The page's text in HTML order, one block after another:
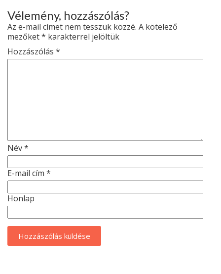
Vélemény, hozzászólás?
Az e-mail címet nem tesszük közzé. A kötelező
mezőket* karakterrel jelöltük
Hozzászólás *
Név*
E-mail cím *
Honlap